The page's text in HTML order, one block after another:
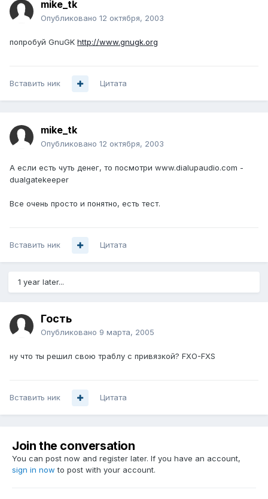
mike_tk
Опубликовано 12 октября, 2003
попробуй GnuGK http://www.gnugk.org
Вставить ник Цитата
mike_tk
Опубликовано 12 октября, 2003
А если есть чуть денег, то посмотри www.dialupaudio.com -
dualgatekeeper
Все очень просто и понятно, есть тест.
Вставить ник Цитата
1 year later...
Гость
Опубликовано 9 марта, 2005
ну что ты решил свою траблу с привязкой? FXO-FXS
Вставить ник Цитата
Join the conversation
You can post now and register later. If you have an account,
sign in now to post with your account.